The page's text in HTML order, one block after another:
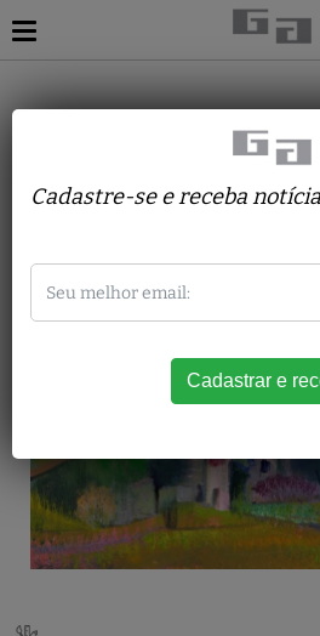
ANTONIO
Vista Morumby
Cadastre-se e receba